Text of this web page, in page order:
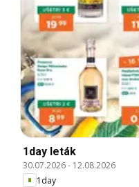
1day leták
30.07.2026- 12.08.2026
1day